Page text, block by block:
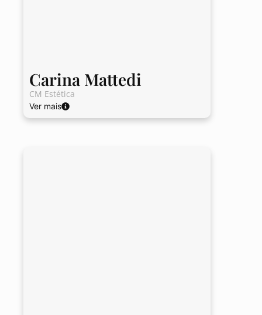
Carina Mattedi
CM Estética
Ver mais